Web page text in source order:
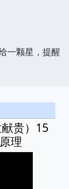
一颗星，提醒
贵）15
理